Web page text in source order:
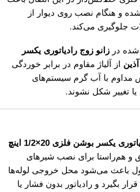
شده و هنگام نصب روی دیوار از
جلوگیری می‌کند.
در زانو زوج رادیاتوری یکسر
از آلیاژ مقاوم در برابر خوردگی
مداوم با آب گرم سیستم‌های
تغییر شکل نشوند.
زانو زوج رادیاتوری یکسر بوشن فلزی 20×1/2 اینچ
و هم‌راستا برای نصب شیرهای
باعث می‌شود محل خروجی لوله‌ها
بگیرد و رادیاتور بدون فشار یا